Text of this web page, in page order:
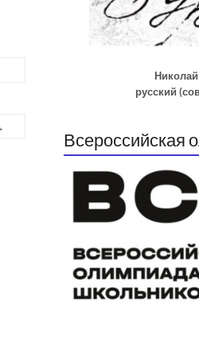
русский
Всероссийская